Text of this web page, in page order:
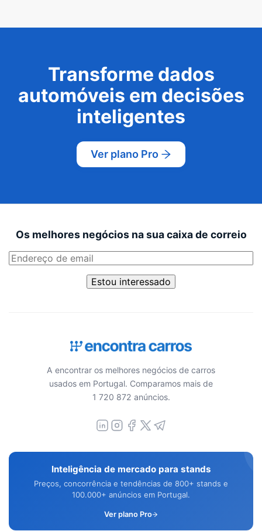
Transforme dados
automóveis em decisões
inteligentes
Ver plano Pro
Os melhores negócios na sua caixa de correio
Estou interessado
A encontrar os melhores negócios de carros
usados em Portugal. Comparamos mais de
1 720 872 anúncios.
Inteligência de mercado para stands
Preços, concorrência e tendências de 800+ stands e
100.000+ anúncios em Portugal.
Ver plano Pro